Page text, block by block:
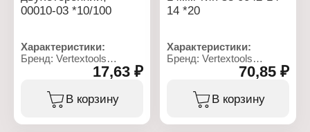
00010-03 *10/100
Характеристики:
Бренд: Vertextools
Артикул: 00010-03
Тип товара: Маркер
Назначение:
строительный
17,63 ₽
В корзину
14 *20
Характеристики:
Бренд: Vertextools
Артикул: 0042-14-14
Тип товара: Скобы для
мебельных степлеров
Форма: прямоугольные
70,85 ₽
В корзину